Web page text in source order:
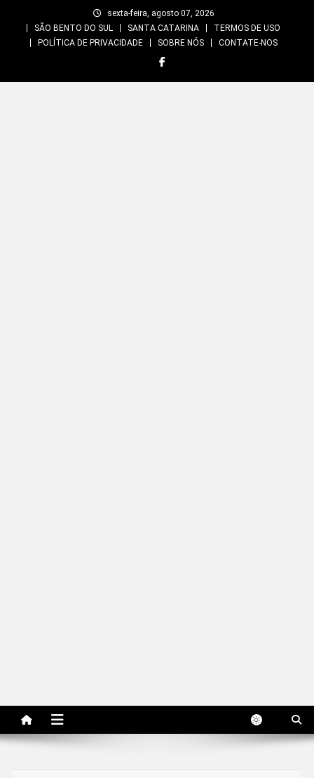
sexta-feira, agosto 07, 2026
SÃO BENTO DO SUL
SANTA CATARINA
TERMOS DE USO
POLÍTICA DE PRIVACIDADE
SOBRE NÓS CONTATE-NOS